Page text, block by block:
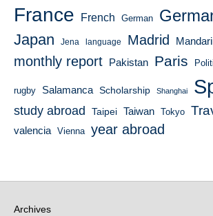
France French German
Japan Jena language Madrid
monthly report Pakistan Paris
rugby Salamanca Scholarship Shanghai
study abroad
Taipei Taiwan Tokyo
valencia Vienna year abroad
Archives